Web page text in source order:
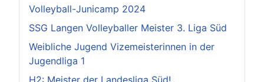
Volleyball-Junicamp 2024
SSG Langen Volleyballer Meister 3. Liga Süd
Weibliche Jugend Vizemeisterinnen in der
Jugendliga 1
H2: Meister der Landesliga Süd!